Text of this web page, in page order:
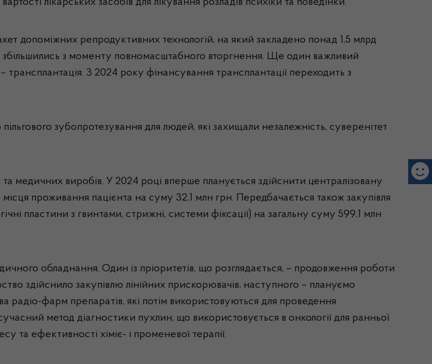
лікарських засобів для лікування розладів психіки та поведінки.
допоміжних репродуктивних технологій, на який закладено понад 1,5 млрд
з моменту повномасштабного вторгнення. Ще один важливий
З 2024 року фінансування трансплантації переходить з
зубопротезування для людей, які захищали незалежність, суверенітет
та медичних виробів. У 2024 році вперше планується здійснити централізовану
проживання пацієнта на суму 32,1 млн грн. Передбачається також закупівля
пластини з гвинтами, стрижні, системи фіксації) на загальну суму 599,1 млн
обладнання. Один із пріоритетів, що розглядається, – продовження роботи
здійснило закупівлю лінійних прискорювачів, наступного – плануємо
радіо-фарм препаратів, які потім використовуються для проведення
метод діагностики пухлин, що використовується в онкології для ранньої
та ефективності хіміє- і променевої терапії.